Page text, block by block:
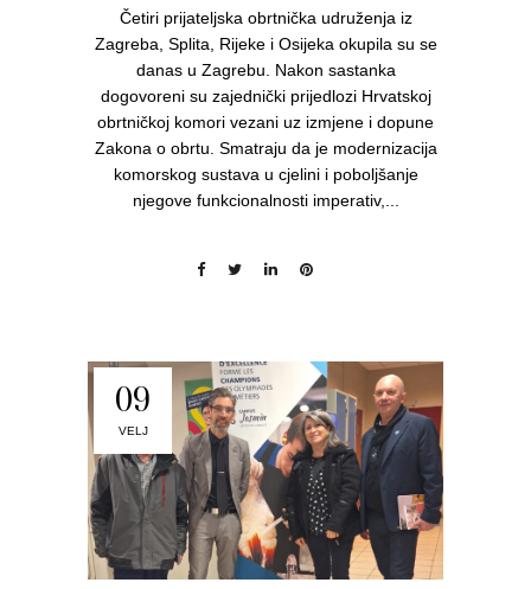
Četiri prijateljska obrtnička udruženja iz
Zagreba, Splita, Rijeke i Osijeka okupila su se
danas u Zagrebu. Nakon sastanka
dogovoreni su zajednički prijedlozi Hrvatskoj
obrtničkoj komori vezani uz izmjene i dopune
Zakona o obrtu. Smatraju da je modernizacija
komorskog sustava u cjelini i poboljšanje
njegove funkcionalnosti imperativ,...
09
VELJ